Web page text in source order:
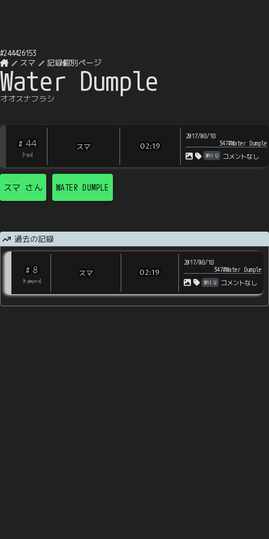
#244426153
スマ
記録個別ページ
Water Dumple
オオスナフラシ
# 44
? rps]
スマ 02:19
2017/08/18
347#Water Dumple
Wii U コメントなし
スマ さん WATER DUMPLE
過去の記録
# 8
9 players
スマ 02:19
2017/08/18
347#Water Dumple
Wii U コメントなし